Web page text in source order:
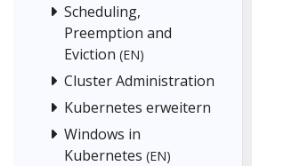
Scheduling,
Preemption and
Eviction (EN)
Cluster Administration
Kubernetes erweitern
Windows in
Kubernetes (EN)